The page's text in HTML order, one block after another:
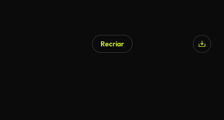
Recriar